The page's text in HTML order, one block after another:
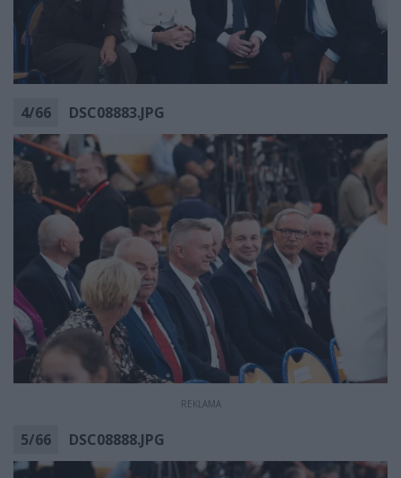
4/66 DSC08883.JPG
REKLAMA
5/66 DSC08888.JPG